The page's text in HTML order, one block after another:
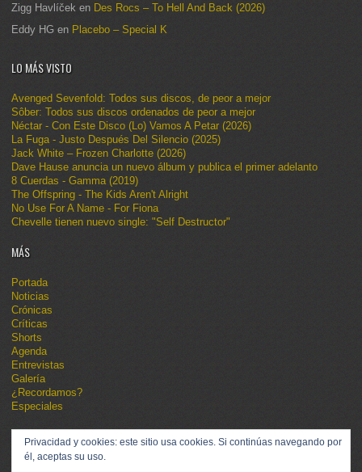
Zigg Havlíček en Des Rocs – To Hell And Back (2026)
Eddy HG en Placebo – Special K
LO MÁS VISTO
Avenged Sevenfold: Todos sus discos, de peor a mejor
Sôber: Todos sus discos ordenados de peor a mejor
Néctar - Con Este Disco (Lo) Vamos A Petar (2026)
La Fuga - Justo Después Del Silencio (2025)
Jack White – Frozen Charlotte (2026)
Dave Hause anuncia un nuevo álbum y publica el primer adelanto
8 Cuerdas - Gamma (2019)
The Offspring - The Kids Aren't Alright
No Use For A Name - For Fiona
Chevelle tienen nuevo single: "Self Destructor"
MÁS
Portada
Noticias
Crónicas
Críticas
Shorts
Agenda
Entrevistas
Galería
¿Recordamos?
Especiales
Privacidad y cookies: este sitio usa cookies. Si continúas navegando por
él, aceptas su uso.